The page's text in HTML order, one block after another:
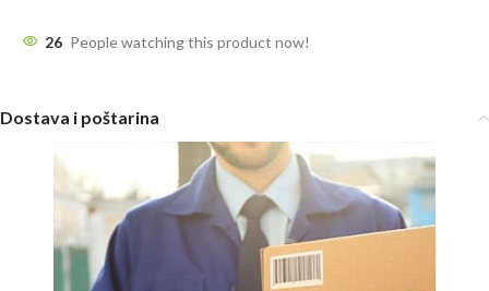
26 People watching this product now!
Dostava i poštarina